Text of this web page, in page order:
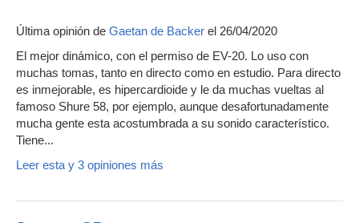
Última opinión de Gaetan de Backer el 26/04/2020
El mejor dinámico, con el permiso de EV-20. Lo uso con
muchas tomas, tanto en directo como en estudio. Para directo
es inmejorable, es hipercardioide y le da muchas vueltas al
famoso Shure 58, por ejemplo, aunque desafortunadamente
mucha gente esta acostumbrada a su sonido característico.
Tiene...
Leer esta y 3 opiniones más